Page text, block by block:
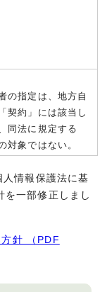
の指定は、地方自
契約」には該当し
同法に規定する
対象ではない。
情報保護法に基
を一部修正しまし
針 （PDF